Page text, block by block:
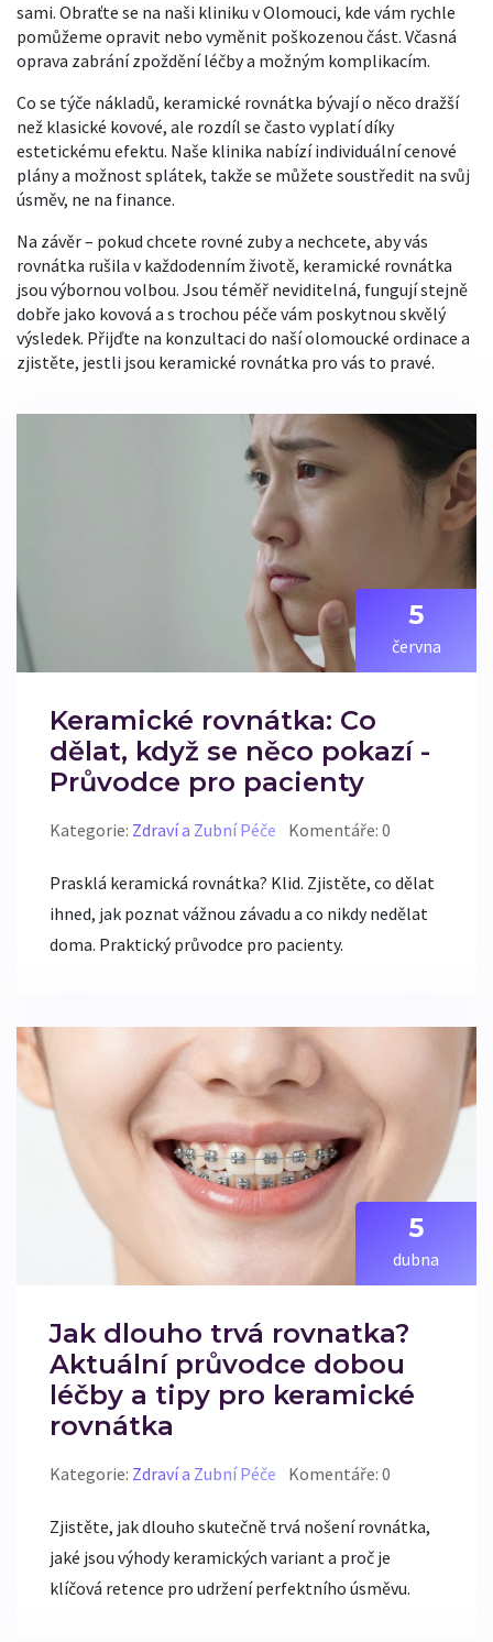
sami. Obraťte se na naši kliniku v Olomouci, kde vám rychle
pomůžeme opravit nebo vyměnit poškozenou část. Včasná
oprava zabrání zpoždění léčby a možným komplikacím.
Co se týče nákladů, keramické rovnátka bývají o něco dražší
než klasické kovové, ale rozdíl se často vyplatí díky
estetickému efektu. Naše klinika nabízí individuální cenové
plány a možnost splátek, takže se můžete soustředit na svůj
úsměv, ne na finance.
Na závěr – pokud chcete rovné zuby a nechcete, aby vás
rovnátka rušila v každodenním životě, keramické rovnátka
jsou výbornou volbou. Jsou téměř neviditelná, fungují stejně
dobře jako kovová a s trochou péče vám poskytnou skvělý
výsledek. Přijďte na konzultaci do naší olomoucké ordinace a
zjistěte, jestli jsou keramické rovnátka pro vás to pravé.
5
června
Keramické rovnátka: Co
dělat, když se něco pokazí -
Průvodce pro pacienty
Kategorie: Zdraví a Zubní Péče Komentáře: 0
Prasklá keramická rovnátka? Klid. Zjistěte, co dělat
ihned, jak poznat vážnou závadu a co nikdy nedělat
doma. Praktický průvodce pro pacienty.
5
dubna
Jak dlouho trvá rovnatka?
Aktuální průvodce dobou
léčby a tipy pro keramické
rovnátka
Kategorie: Zdraví a Zubní Péče Komentáře: 0
Zjistěte, jak dlouho skutečně trvá nošení rovnátka,
jaké jsou výhody keramických variant a proč je
klíčová retence pro udržení perfektního úsměvu.